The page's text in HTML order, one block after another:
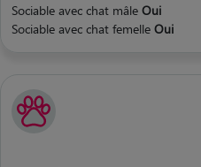
Sociable avec chat mâle Oui
Sociable avec chat femelle Oui